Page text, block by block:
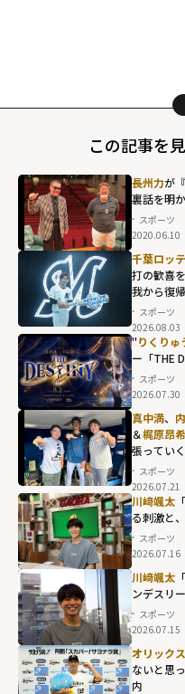
この記事を
長州力が
裏話を明
スポーツ
2020.06.10
千葉ロッ
打の歓喜
我から復
スポーツ
2026.08.03
りくりゅう"が初
プロデュース！
運命のアイスシ
ョー「THE
DESTINY」を独
占生放送"
width="304"
height="203"
loading="lazy"
fetchpriority="h
igh">
"りくりゅ
ー「THE
スポーツ
2026.07.30
真中満、
＆梶原昂希
張っていく
スポーツ
2026.07.21
川﨑颯太
る刺激と
スポーツ
2026.07.16
川﨑颯太
ンデスリ
スポーツ
2026.07.15
オリック
ないと思
内